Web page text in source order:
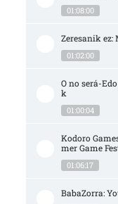
01:08:00
Zeresanik ez:
01:02:00
O no será-
k
01:00:04
Kodoro
mer Game
01:06:17
BabaZorra: